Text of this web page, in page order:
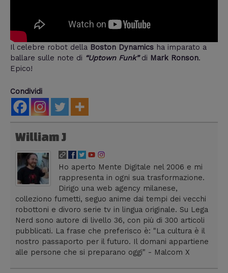
Il celebre robot della Boston Dynamics ha imparato a
ballare sulle note di “Uptown Funk” di Mark Ronson.
Epico!
Condividi
William J
Ho aperto Mente Digitale nel 2006 e mi
rappresenta in ogni sua trasformazione.
Dirigo una web agency milanese,
colleziono fumetti, seguo anime dai tempi dei vecchi
robottoni e divoro serie tv in lingua originale. Su Lega
Nerd sono autore di livello 36, con più di 300 articoli
pubblicati. La frase che preferisco è: "La cultura è il
nostro passaporto per il futuro. Il domani appartiene
alle persone che si preparano oggi" - Malcom X